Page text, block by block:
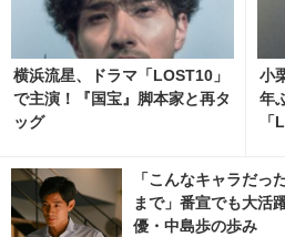
横浜流星、ドラマ「LOST10」
で主演！『国宝』脚本家と再タ
ッグ
小
年
「こんなキャラだっ
まで」番宣でも大活
優・中島歩の歩み